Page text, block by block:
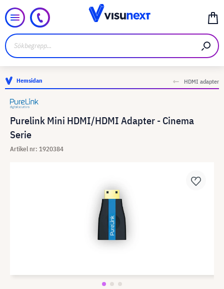
Hemsidan HDMI adapter
Purelink Mini HDMI/HDMI Adapter - Cinema
Serie
Artikel nr: 1920384